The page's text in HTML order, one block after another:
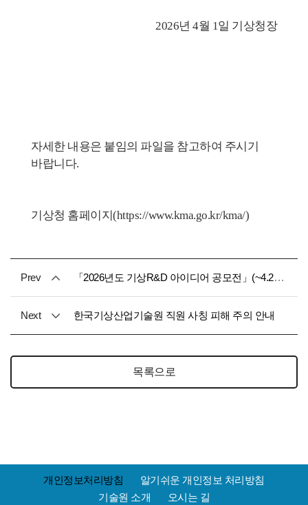
2026년 4월 1일 기상청장
자세한 내용은 붙임의 파일을 참고하여 주시기
바랍니다.
기상청 홈페이지(https://www.kma.go.kr/kma/)
Prev 「2026년도 기상R&D 아이디어 공모전」(~4.24.(금) 18:00)
Next 한국기상산업기술원 직원 사칭 피해 주의 안내
목록으로
개인정보처리방침
알기쉬운 개인정보 처리방침
기술원 소개
오시는 길